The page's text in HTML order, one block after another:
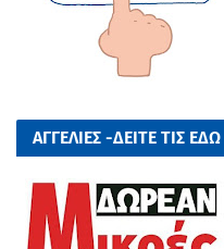
ΑΓΓΕΛΙΕΣ -ΔΕΙΤΕ ΤΙΣ ΕΔΩ